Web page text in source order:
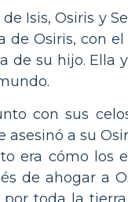
Isis, Osiris y
de Osiris, con
de su hijo. Ella
con sus
a su
era cómo los
de ahogar a